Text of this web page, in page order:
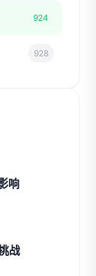
924
928
响
战